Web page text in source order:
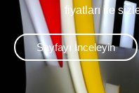
fiyatları ile
Sayfayı İnceleyin